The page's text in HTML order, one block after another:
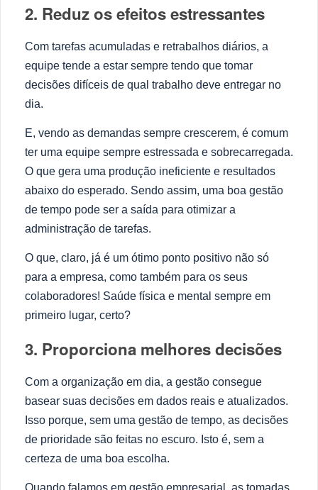
2. Reduz os efeitos estressantes
Com tarefas acumuladas e retrabalhos diários, a
equipe tende a estar sempre tendo que tomar
decisões difíceis de qual trabalho deve entregar no
dia.
E, vendo as demandas sempre crescerem, é comum
ter uma equipe sempre estressada e sobrecarregada.
O que gera uma produção ineficiente e resultados
abaixo do esperado. Sendo assim, uma boa gestão
de tempo pode ser a saída para otimizar a
administração de tarefas.
O que, claro, já é um ótimo ponto positivo não só
para a empresa, como também para os seus
colaboradores! Saúde física e mental sempre em
primeiro lugar, certo?
3. Proporciona melhores decisões
Com a organização em dia, a gestão consegue
basear suas decisões em dados reais e atualizados.
Isso porque, sem uma gestão de tempo, as decisões
de prioridade são feitas no escuro. Isto é, sem a
certeza de uma boa escolha.